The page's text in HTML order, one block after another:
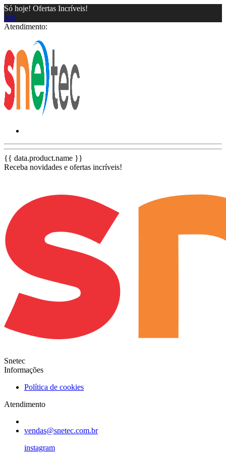
Só hoje! Ofertas Incríveis!
link
Atendimento:
{{ data.product.name }}
Receba novidades e ofertas incríveis!
Snetec
Informações
Política de cookies
Atendimento
vendas@snetec.com.br
instagram